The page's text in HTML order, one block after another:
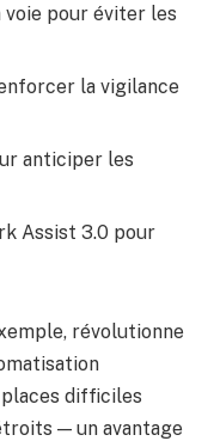
voie pour éviter les
la vigilance
anticiper les
Assist 3.0 pour
révolutionne
difficiles
— un avantage